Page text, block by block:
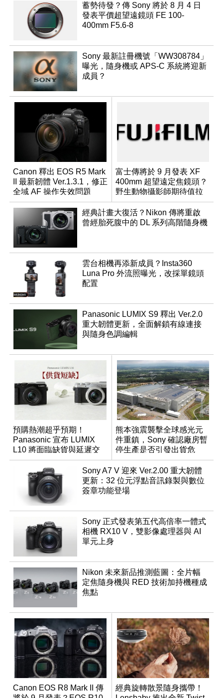
蓄勢待發？傳 Sony 將於 8 月 4 日
發表平價超望遠鏡頭 FE 100-
400mm F5.6-8
Sony 最新註冊機號「WW308784」
曝光，隨身機或 APS-C 系統將迎新
成員？
Canon 釋出 EOS R5 Mark
II 最新韌體 Ver.1.3.1，修正
全域 AF 操作失效問題
富士傳將於 9 月發表 XF
400mm 超望遠定焦鏡頭？
野生動物攝影師期待值拉
滿
經典計畫大復活？Nikon 傳將重啟
曾經胎死腹中的 DL 系列高階隨身機
雲台相機再添新成員？Insta360
Luna Pro 外流照曝光，改採單鏡頭
配置
Panasonic LUMIX S9 釋出 Ver.2.0
重大韌體更新，全面解鎖有線連接
與隨身色調編輯
預購熱潮超乎預期！
Panasonic 宣布 LUMIX
L10 將面臨缺貨與延遲交
貨時間
熊本強震襲擊全球感光元
件重鎮，Sony 確認廠房暫
停生產是否引發出貨危
機？
Sony A7 V 迎來 Ver.2.00 重大韌體
更新：32 位元浮點音訊錄製與數位
簽章功能登場
Sony 正式發表第五代高倍率一體式
相機 RX10 V，雙影像處理器與 AI
單元上身
Nikon 未來新品推測藍圖：全片幅
定焦隨身機與 RED 技術加持機種成
焦點
Canon EOS R8 Mark II 傳
經典旋轉散景隨身攜帶！